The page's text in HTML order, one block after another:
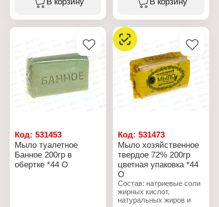
Процентное содержание
Трейд
Тип товара: Туалетное
мыло
Аромат: "Земляничное"
Упаковка: в упаковке
Вес: 100 г
Код: 531453
Мыло туалетное
Банное 200гр в
обертке *44 О
Код:531473
Мыло хозяйственное
твердое 72% 200гр
цветная упаковка *44
О
Состав: натриевые соли
жирных кислот,
натуральных жиров и